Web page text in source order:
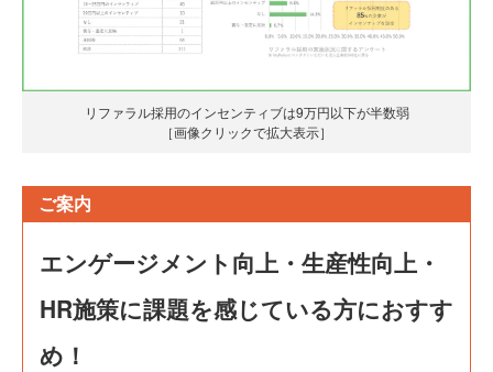
リファラル採用のインセンティブは9万円以下が半数弱
［画像クリックで拡大表示］
ご案内
エンゲージメント向上・生産性向上・
HR施策に課題を感じている方におすす
め！